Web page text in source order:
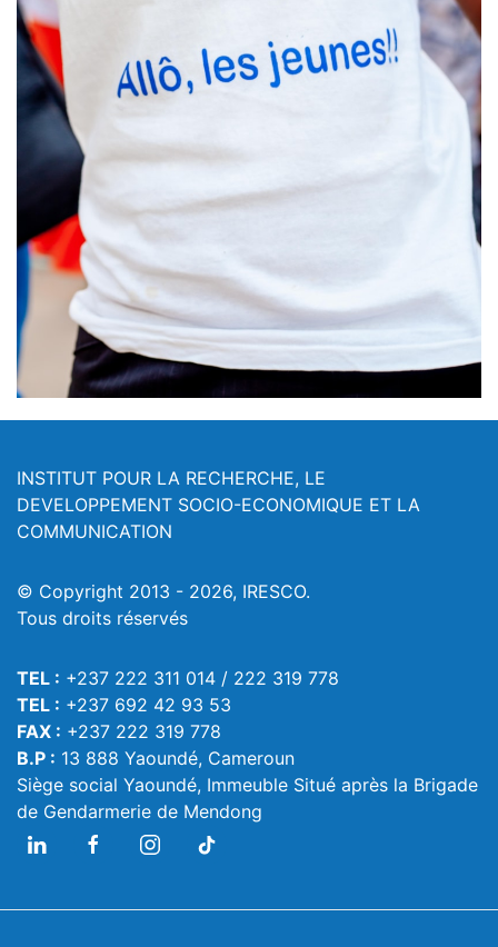
INSTITUT POUR LA RECHERCHE, LE
DEVELOPPEMENT SOCIO-ECONOMIQUE ET LA
COMMUNICATION
© Copyright 2013 - 2026, IRESCO.
Tous droits réservés
TEL : +237 222 311 014 / 222 319 778
TEL : +237 692 42 93 53
FAX : +237 222 319 778
B.P : 13 888 Yaoundé, Cameroun
Siège social Yaoundé, Immeuble Situé après la Brigade
de Gendarmerie de Mendong